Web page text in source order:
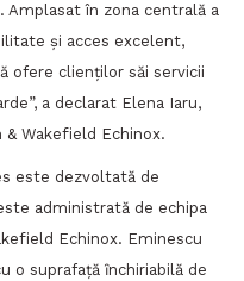
Amplasat în zona centrală a
și acces excelent,
ofere clienților săi servicii
a declarat Elena Iaru,
Wakefield Echinox.
este dezvoltată de
administrată de echipa
Echinox. Eminescu
o suprafaţă ȋnchiriabilă de